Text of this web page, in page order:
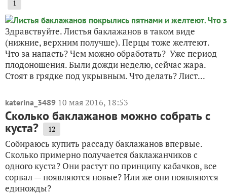
1
Здравствуйте. Листья баклажанов в таком виде
(нижние, верхним получше). Перцы тоже желтеют.
Что за напасть? Чем можно обработать? Уже период
плодоношения. Были дожди неделю, сейчас жара.
Стоят в грядке под укрывным. Что делать? Лист...
katerina_3489 10 мая 2016, 18:53
Сколько баклажанов можно собрать с
куста? 12
Собираюсь купить рассаду баклажанов впервые.
Сколько примерно получается баклажанчиков с
одного куста? Они растут по принципу кабачков, все
сорвал — появляются новые? Или же они появляются
единожды?